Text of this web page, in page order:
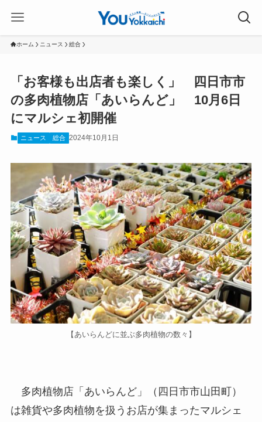
ホーム ニュース 総合
「お客様も出店者も楽しく」 四日市市
の多肉植物店「あいらんど」 10月6日
にマルシェ初開催
ニュース 総合 2024年10月1日
【あいらんどに並ぶ多肉植物の数々】
多肉植物店「あいらんど」（四日市市山田町）
は雑貨や多肉植物を扱うお店が集まったマルシェ